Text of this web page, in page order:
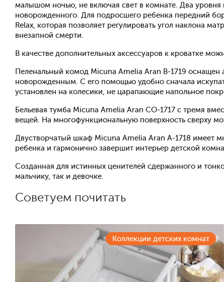
малышом ночью, не включая свет в комнате. Два
новорожденного. Для подросшего ребенка передний
Relax, которая позволяет регулировать угол наклона
внезапной смерти.
В качестве дополнительных аксессуаров к кроватке
Пеленальный комод Micuna Amelia Aran B-1719
новорожденным. С его помощью удобно сначала
установлен на колесики, не царапающие напольное
Бельевая тумба Micuna Amelia Aran CO-1717 с тремя
вещей. На многофункциональную поверхность сверху
Двустворчатый шкаф Micuna Amelia Aran A-1718 имеет
ребенка и гармонично завершит интерьер детской
Созданная для истинных ценителей сдержанного и
мальчику, так и девочке.
Советуем почитать
Коллекции детских комнат